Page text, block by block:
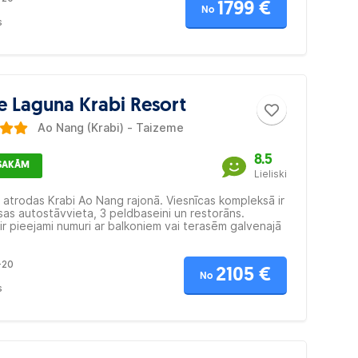
No 1799 €
Laguna Krabi Resort
Ao Nang (Krabi) - Taizeme
8.5
Lieliski
atrodas Krabi Ao Nang rajonā. Viesnīcas kompleksā ir
autostāvvieta, 3 peldbaseini un restorāns.
pieejami numuri ar balkoniem vai terasēm galvenajā
atsevišķi stāvoši bungalo.
No 2105 €